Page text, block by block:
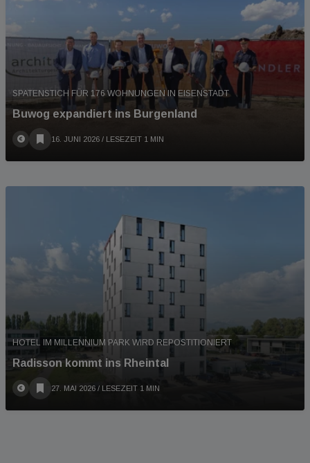
SPATENSTICH FÜR 176 WOHNUNGEN IN EISENSTADT
Buwog expandiert ins Burgenland
16. JUNI 2026 / LESEZEIT 1 MIN
HOTEL IM MILLENNIUM PARK WIRD REPOSTITIONIERT
Radisson kommt ins Rheintal
27. MAI 2026 / LESEZEIT 1 MIN